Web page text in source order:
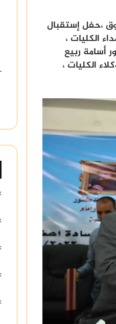
،حفل إستقبال
الكليات ،
أسامة ربيع
الكليات ،